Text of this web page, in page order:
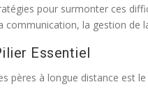
pour surmonter ces
communication, la gestion de
Essentiel
pères à longue distance